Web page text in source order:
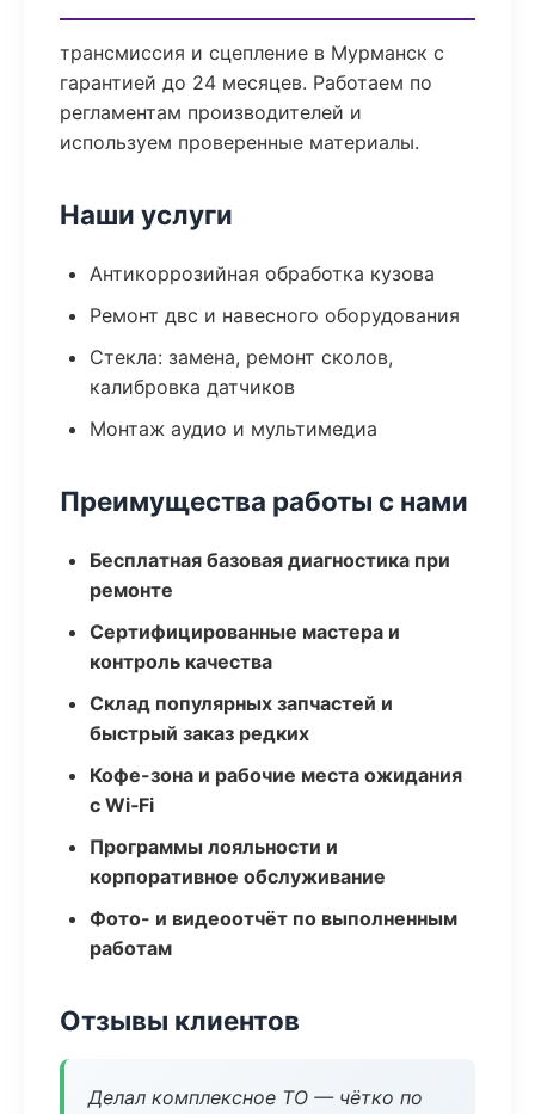
трансмиссия и сцепление в Мурманск с
гарантией до 24 месяцев. Работаем по
регламентам производителей и
используем проверенные материалы.
Наши услуги
Антикоррозийная обработка кузова
Ремонт двс и навесного оборудования
Стекла: замена, ремонт сколов,
калибровка датчиков
Монтаж аудио и мультимедиа
Преимущества работы с нами
Бесплатная базовая диагностика при
ремонте
Сертифицированные мастера и
контроль качества
Склад популярных запчастей и
быстрый заказ редких
Кофе-зона и рабочие места ожидания
с Wi‑Fi
Программы лояльности и
корпоративное обслуживание
Фото- и видеоотчёт по выполненным
работам
Отзывы клиентов
Делал комплексное ТО — чётко по